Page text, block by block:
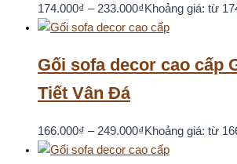
174.000₫ – 233.000₫Khoảng giá: từ
Gối sofa decor cao cấp
Tiết Vân Đá
166.000₫ – 249.000₫Khoảng giá: từ